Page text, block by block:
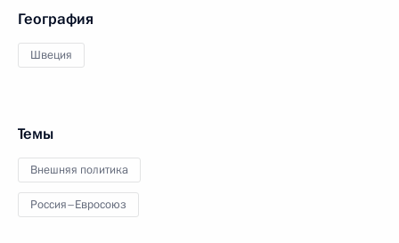
География
Швеция
Темы
Внешняя политика
Россия–Евросоюз